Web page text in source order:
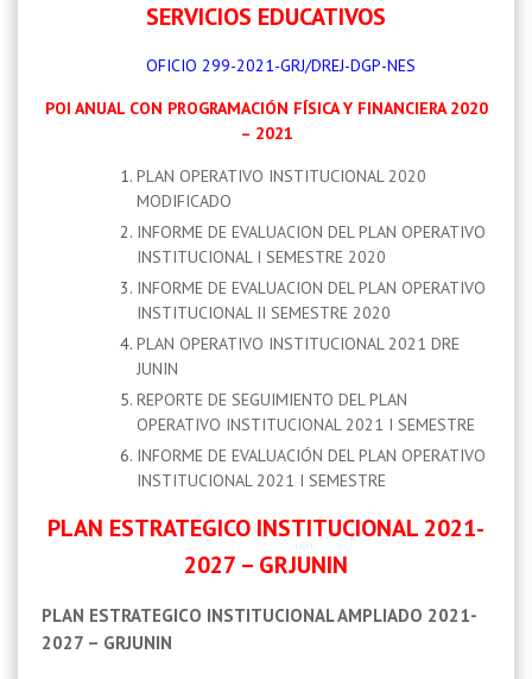
SERVICIOS EDUCATIVOS
OFICIO 299-2021-GRJ/DREJ-DGP-NES
POI ANUAL CON PROGRAMACIÓN FÍSICA Y FINANCIERA 2020
– 2021
PLAN OPERATIVO INSTITUCIONAL 2020
MODIFICADO
INFORME DE EVALUACION DEL PLAN OPERATIVO
INSTITUCIONAL I SEMESTRE 2020
INFORME DE EVALUACION DEL PLAN OPERATIVO
INSTITUCIONAL II SEMESTRE 2020
PLAN OPERATIVO INSTITUCIONAL 2021 DRE
JUNIN
REPORTE DE SEGUIMIENTO DEL PLAN
OPERATIVO INSTITUCIONAL 2021 I SEMESTRE
INFORME DE EVALUACIÓN DEL PLAN OPERATIVO
INSTITUCIONAL 2021 I SEMESTRE
PLAN ESTRATEGICO INSTITUCIONAL 2021-
2027 – GRJUNIN
PLAN ESTRATEGICO INSTITUCIONAL AMPLIADO 2021-
2027 – GRJUNIN